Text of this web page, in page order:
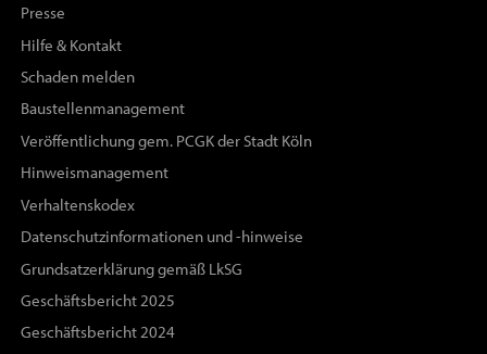
Presse
Hilfe & Kontakt
Schaden melden
Baustellenmanagement
Veröffentlichung gem. PCGK der Stadt Köln
Hinweismanagement
Verhaltenskodex
Datenschutzinformationen und -hinweise
Grundsatzerklärung gemäß LkSG
Geschäftsbericht 2025
Geschäftsbericht 2024